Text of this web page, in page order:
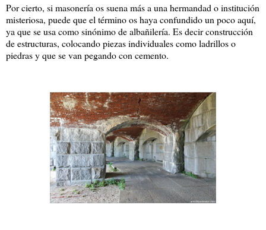
Por cierto, si masonería os suena más a una hermandad o institución
misteriosa, puede que el término os haya confundido un poco aquí,
ya que se usa como sinónimo de albañilería. Es decir construcción
de estructuras, colocando piezas individuales como ladrillos o
piedras y que se van pegando con cemento.